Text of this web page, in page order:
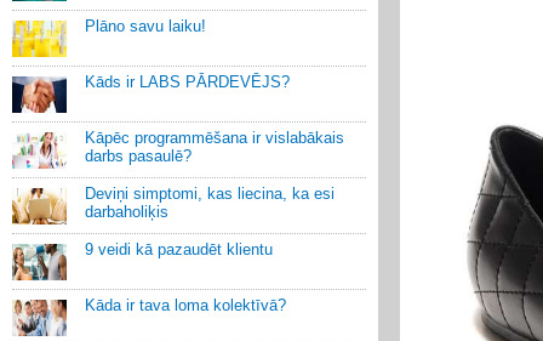
Plāno savu laiku!
Kāds ir LABS PĀRDEVĒJS?
Kāpēc programmēšana ir vislabākais
darbs pasaulē?
Deviņi simptomi, kas liecina, ka esi
darbaholiķis
9 veidi kā pazaudēt klientu
Kāda ir tava loma kolektīvā?